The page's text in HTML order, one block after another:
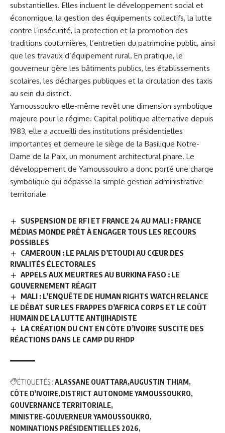
substantielles. Elles incluent le développement social et
économique, la gestion des équipements collectifs, la lutte
contre l’insécurité, la protection et la promotion des
traditions coutumières, l’entretien du patrimoine public, ainsi
que les travaux d’équipement rural. En pratique, le
gouverneur gère les bâtiments publics, les établissements
scolaires, les décharges publiques et la circulation des taxis
au sein du district.
Yamoussoukro elle-même revêt une dimension symbolique
majeure pour le régime. Capital politique alternative depuis
1983, elle a accueilli des institutions présidentielles
importantes et demeure le siège de la Basilique Notre-
Dame de la Paix, un monument architectural phare. Le
développement de Yamoussoukro a donc porté une charge
symbolique qui dépasse la simple gestion administrative
territoriale
SUSPENSION DE RFI ET FRANCE 24 AU MALI : FRANCE
MÉDIAS MONDE PRÊT À ENGAGER TOUS LES RECOURS
POSSIBLES
CAMEROUN : LE PALAIS D’ETOUDI AU CŒUR DES
RIVALITÉS ÉLECTORALES
APPELS AUX MEURTRES AU BURKINA FASO : LE
GOUVERNEMENT RÉAGIT
MALI : L’ENQUÊTE DE HUMAN RIGHTS WATCH RELANCE
LE DÉBAT SUR LES FRAPPES D’AFRICA CORPS ET LE COÛT
HUMAIN DE LA LUTTE ANTIJIHADISTE
LA CRÉATION DU CNT EN CÔTE D’IVOIRE SUSCITE DES
RÉACTIONS DANS LE CAMP DU RHDP
ÉTIQUETÉS : ALASSANE OUATTARA AUGUSTIN THIAM
CÔTE D'IVOIRE DISTRICT AUTONOME YAMOUSSOUKRO
GOUVERNANCE TERRITORIALE
MINISTRE-GOUVERNEUR YAMOUSSOUKRO
NOMINATIONS PRÉSIDENTIELLES 2026